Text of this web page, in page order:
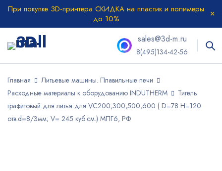
При покупке 3D-принтера СКИДКА на пластик и полимеры
до 10%
sales@3d-m.ru
8(495)134-42-56
Главная
Литьевые машины. Плавильные печи
Расходные материалы к оборудованию INDUTHERM
Тигель
графитовый для литья для VC200,300,500,600 ( D=78 H=120
отв.d=8/3мм; V= 245 куб.см.) МПГ6, РФ